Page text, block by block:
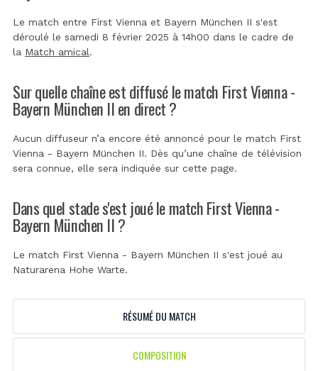
Le match entre First Vienna et Bayern München II s'est
déroulé le samedi 8 février 2025 à 14h00 dans le cadre de
la Match amical.
Sur quelle chaîne est diffusé le match First Vienna -
Bayern München II en direct ?
Aucun diffuseur n’a encore été annoncé pour le match First
Vienna - Bayern München II. Dès qu’une chaîne de télévision
sera connue, elle sera indiquée sur cette page.
Dans quel stade s'est joué le match First Vienna -
Bayern München II ?
Le match First Vienna - Bayern München II s'est joué au
Naturarena Hohe Warte.
RÉSUMÉ DU MATCH
COMPOSITION